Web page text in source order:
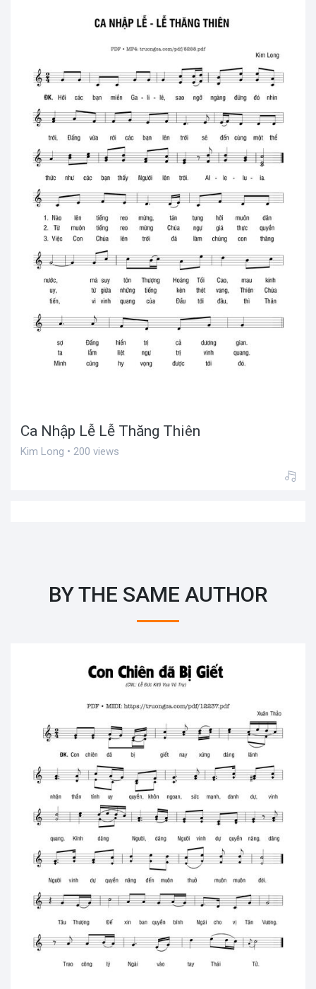
Ca Nhập Lễ Lễ Thăng Thiên
Kim Long • 200 views
BY THE SAME AUTHOR